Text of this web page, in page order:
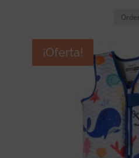
¡Oferta!